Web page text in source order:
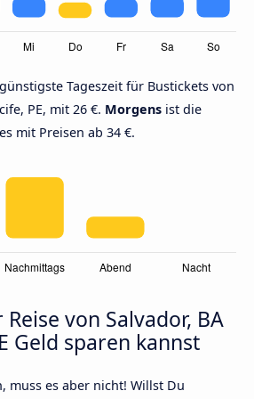
Tageszeit für Bustickets von
PE, mit 26 €. Morgens ist die
mit Preisen ab 34 €.
von Salvador, BA
Geld sparen kannst
muss es aber nicht! Willst Du